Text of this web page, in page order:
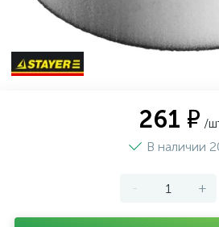
261 ₽ /
В наличии
- +